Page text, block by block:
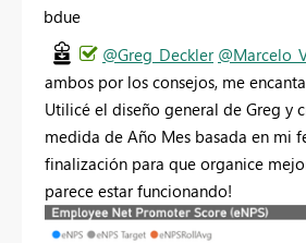
bdue
@Greg_Deckler
ambos por los consejos, me
Utilicé el diseño general de Greg y
medida de Año Mes basada en mi
finalización para que organice
parece estar funcionando!